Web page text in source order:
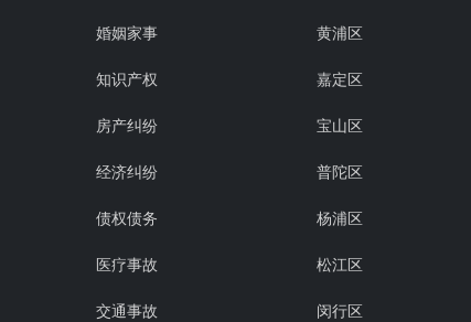
婚姻家事
知识产权
房产纠纷
经济纠纷
债权债务
医疗事故
交通事故
黄浦区
嘉定区
宝山区
普陀区
杨浦区
松江区
闵行区